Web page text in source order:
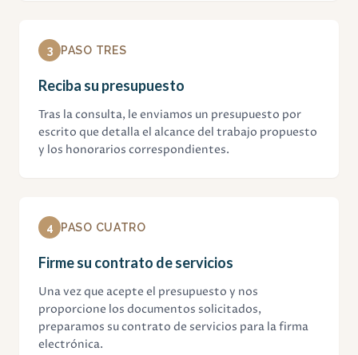
3 PASO TRES
Reciba su presupuesto
Tras la consulta, le enviamos un presupuesto por
escrito que detalla el alcance del trabajo propuesto
y los honorarios correspondientes.
4 PASO CUATRO
Firme su contrato de servicios
Una vez que acepte el presupuesto y nos
proporcione los documentos solicitados,
preparamos su contrato de servicios para la firma
electrónica.